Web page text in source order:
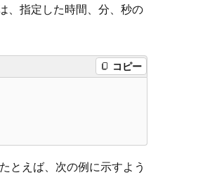
、指定した時間、分、秒の
コピー
とえば、次の例に示すよう